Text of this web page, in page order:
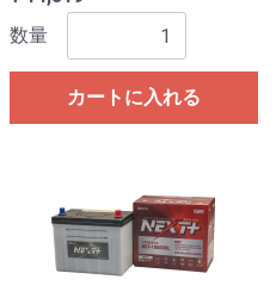
数量
カートに入れる